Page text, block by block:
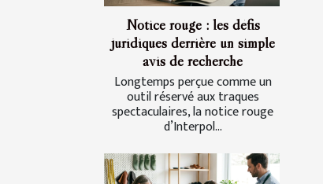
Notice rouge : les défis
juridiques derrière un simple
avis de recherche
Longtemps perçue comme un
outil réservé aux traques
spectaculaires, la notice rouge
d’Interpol...